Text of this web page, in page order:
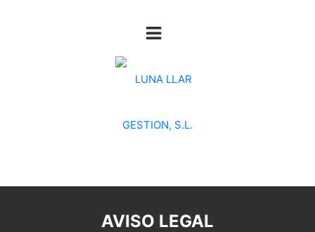
AVISO LEGAL